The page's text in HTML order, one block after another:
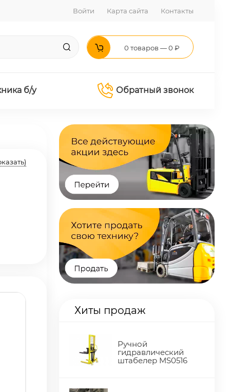
Войти Карта сайта Контакты
0 товаров — 0 ₽
б/у Обратный звонок
Хиты продаж
Ручной
гидравлический
штабелер MS0516